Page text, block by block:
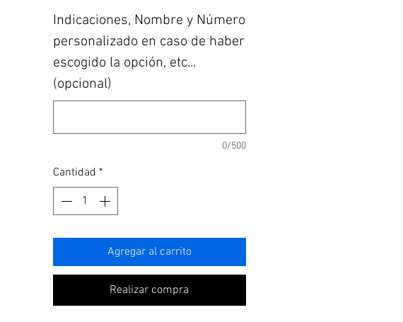
Indicaciones, Nombre y Número
personalizado en caso de haber
escogido la opción, etc...
(opcional)
0/500
Cantidad *
Agregar al carrito
Realizar compra